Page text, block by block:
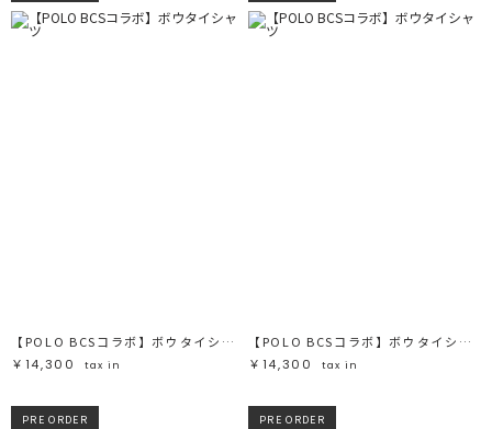
【POLO BCSコラボ】ボウタイシャツ
￥14,300
tax in
【POLO BCSコラボ】ボウタイシャツ
￥14,300
tax in
PRE ORDER PRE ORDER